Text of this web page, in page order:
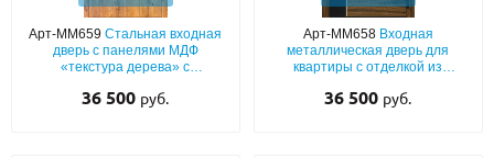
Арт-ММ659Стальная входная
дверь с панелями МДФ
«текстура дерева» с
полосками
36 500 руб.
Арт-ММ658 Входная
металлическая дверь для
квартиры с отделкой из
МДФ со шпоном с обеих сторон
36 500 руб.